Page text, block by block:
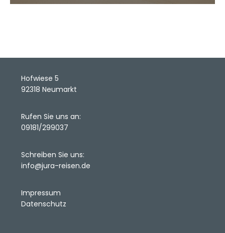
Hofwiese 5
92318 Neumarkt
Rufen Sie uns an:
09181/299037
Schreiben Sie uns:
info@jura-reisen.de
Impressum
Datenschutz